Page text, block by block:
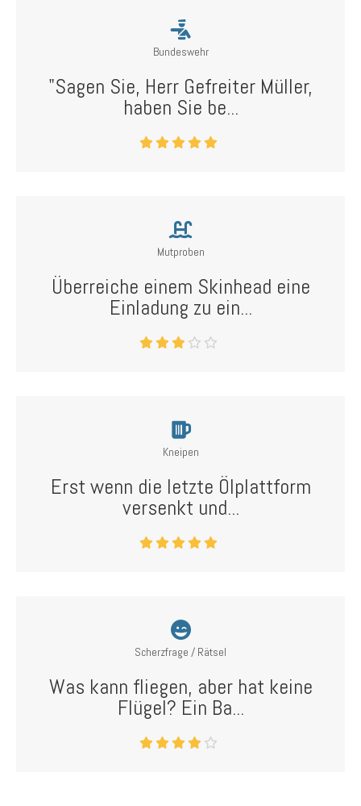
Bundeswehr
"Sagen Sie, Herr Gefreiter Müller,
haben Sie be...
Mutproben
Überreiche einem Skinhead eine
Einladung zu ein...
Kneipen
Erst wenn die letzte Ölplattform
versenkt und...
Scherzfrage / Rätsel
Was kann fliegen, aber hat keine
Flügel? Ein Ba...